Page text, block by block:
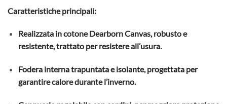
Caratteristiche principali:
Realizzata in cotone Dearborn Canvas, robusto e
resistente, trattato per resistere all’usura.
Fodera interna trapuntata e isolante, progettata per
garantire calore durante l’inverno.